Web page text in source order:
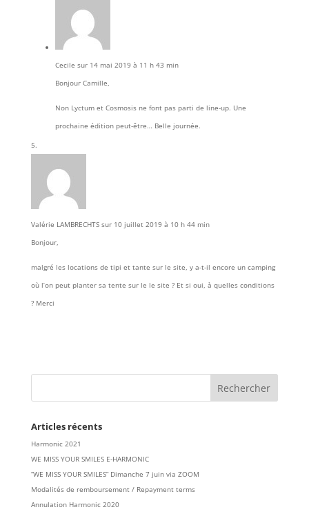
Cecile sur 14 mai 2019 à 11 h 43 min
Bonjour Camille,
Non Lyctum et Cosmosis ne font pas parti de line-up. Une
prochaine édition peut-être… Belle journée.
Valérie LAMBRECHTS sur 10 juillet 2019 à 10 h 44 min
Bonjour,
malgré les locations de tipi et tante sur le site, y a-t-il encore un camping
où l’on peut planter sa tente sur le le site ? Et si oui, à quelles conditions
? Merci
Articles récents
Harmonic 2021
WE MISS YOUR SMILES E-HARMONIC
“WE MISS YOUR SMILES” Dimanche 7 juin via ZOOM
Modalités de remboursement / Repayment terms
Annulation Harmonic 2020